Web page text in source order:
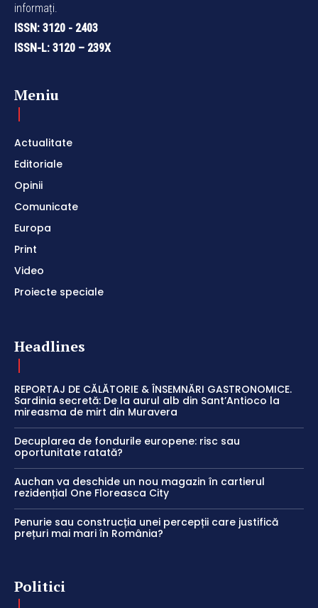
informați.
ISSN: 3120 - 2403
ISSN-L: 3120 – 239X
Meniu
Actualitate
Editoriale
Opinii
Comunicate
Europa
Print
Video
Proiecte speciale
Headlines
REPORTAJ DE CĂLĂTORIE & ÎNSEMNĂRI GASTRONOMICE.
Sardinia secretă: De la aurul alb din Sant’Antioco la
mireasma de mirt din Muravera
Decuplarea de fondurile europene: risc sau
oportunitate ratată?
Auchan va deschide un nou magazin în cartierul
rezidențial One Floreasca City
Penurie sau construcția unei percepții care justifică
prețuri mai mari în România?
Politici